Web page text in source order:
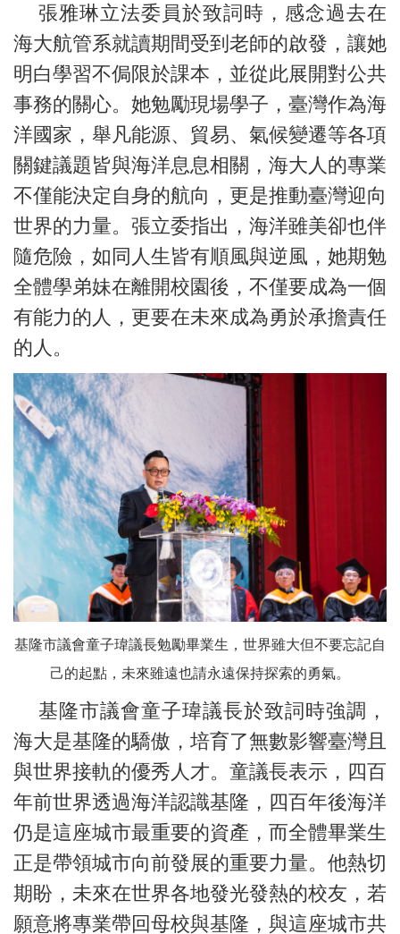
張雅琳立法委員於致詞時，感念過去在
海大航管系就讀期間受到老師的啟發，讓她
明白學習不侷限於課本，並從此展開對公共
事務的關心。她勉勵現場學子，臺灣作為海
洋國家，舉凡能源、貿易、氣候變遷等各項
關鍵議題皆與海洋息息相關，海大人的專業
不僅能決定自身的航向，更是推動臺灣迎向
世界的力量。張立委指出，海洋雖美卻也伴
隨危險，如同人生皆有順風與逆風，她期勉
全體學弟妹在離開校園後，不僅要成為一個
有能力的人，更要在未來成為勇於承擔責任
的人。
基隆市議會童子瑋議長勉勵畢業生，世界雖大但不要忘記自
己的起點，未來雖遠也請永遠保持探索的勇氣。
基隆市議會童子瑋議長於致詞時強調，
海大是基隆的驕傲，培育了無數影響臺灣且
與世界接軌的優秀人才。童議長表示，四百
年前世界透過海洋認識基隆，四百年後海洋
仍是這座城市最重要的資產，而全體畢業生
正是帶領城市向前發展的重要力量。他熱切
期盼，未來在世界各地發光發熱的校友，若
願意將專業帶回母校與基隆，與這座城市共